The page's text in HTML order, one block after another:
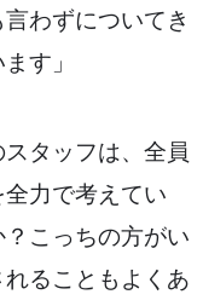
わずについてき
す」
タッフは、全員
力で考えてい
こっちの方がい
ることもよくあ